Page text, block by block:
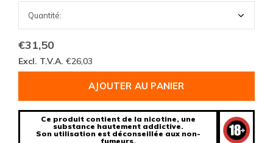
€31,50
Excl. T.V.A. €26,03
AJOUTER AU PANIER
Ce produit contient de la nicotine, une
substance hautement addictive.
Son utilisation est déconseillée aux non-
fumeurs.